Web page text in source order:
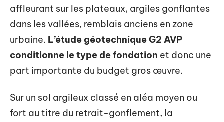
affleurant sur les plateaux, argiles gonflantes
dans les vallées, remblais anciens en zone
urbaine. L’étude géotechnique G2 AVP
conditionne le type de fondation et donc une
part importante du budget gros œuvre.
Sur un sol argileux classé en aléa moyen ou
fort au titre du retrait-gonflement, la